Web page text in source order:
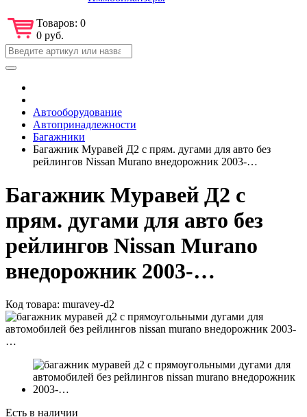
Товаров: 0
0 руб.
Автооборудование
Автопринадлежности
Багажники
Багажник Муравей Д2 с прям. дугами для авто без
рейлингов Nissan Murano внедорожник 2003-…
Багажник Муравей Д2 с
прям. дугами для авто без
рейлингов Nissan Murano
внедорожник 2003-…
Код товара: muravey-d2
Есть в наличии